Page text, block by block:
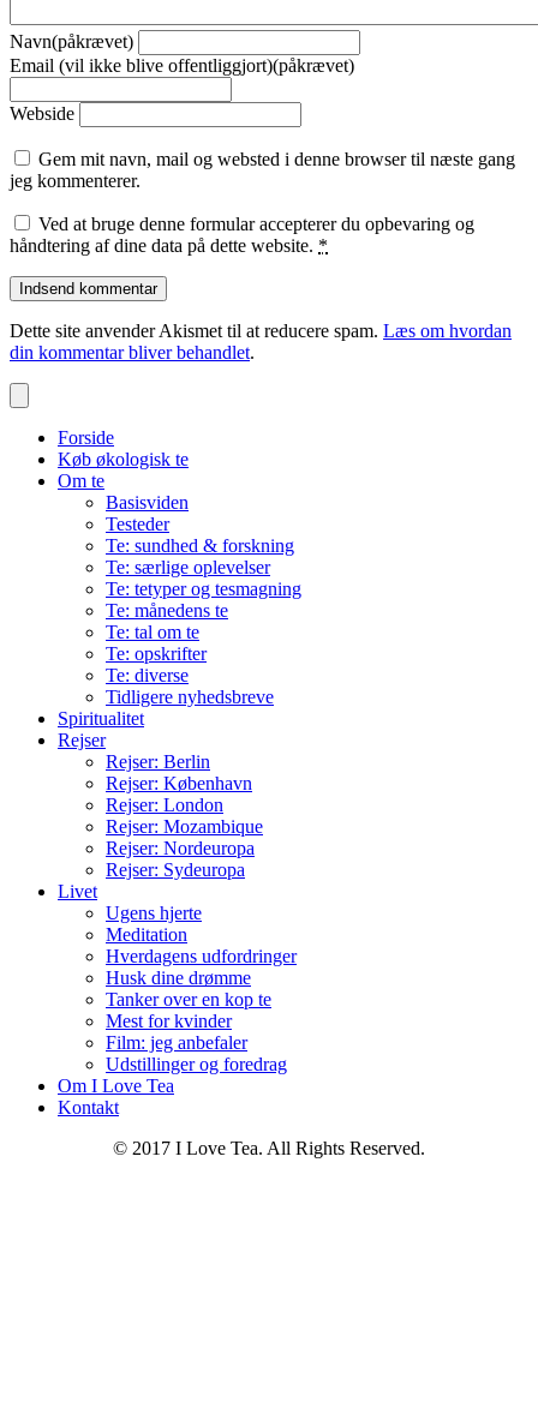
Navn(påkrævet)
Email (vil ikke blive offentliggjort)(påkrævet)
Webside
Gem mit navn, mail og websted i denne browser til næste gang
jeg kommenterer.
Ved at bruge denne formular accepterer du opbevaring og
håndtering af dine data på dette website. *
Dette site anvender Akismet til at reducere spam. Læs om hvordan
din kommentar bliver behandlet.
Forside
Køb økologisk te
Om te
Basisviden
Testeder
Te: sundhed & forskning
Te: særlige oplevelser
Te: tetyper og tesmagning
Te: månedens te
Te: tal om te
Te: opskrifter
Te: diverse
Tidligere nyhedsbreve
Spiritualitet
Rejser
Rejser: Berlin
Rejser: København
Rejser: London
Rejser: Mozambique
Rejser: Nordeuropa
Rejser: Sydeuropa
Livet
Ugens hjerte
Meditation
Hverdagens udfordringer
Husk dine drømme
Tanker over en kop te
Mest for kvinder
Film: jeg anbefaler
Udstillinger og foredrag
Om I Love Tea
Kontakt
© 2017 I Love Tea. All Rights Reserved.